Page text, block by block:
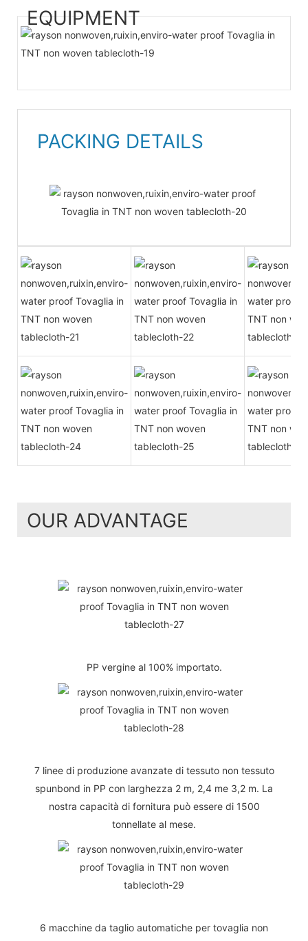
EQUIPMENT
PACKING DETAILS
OUR ADVANTAGE
PP vergine al 100% importato.
7 linee di produzione avanzate di tessuto non tessuto
spunbond in PP con larghezza 2 m, 2,4 me 3,2 m. La
nostra capacità di fornitura può essere di 1500
tonnellate al mese.
6 macchine da taglio automatiche per tovaglia non